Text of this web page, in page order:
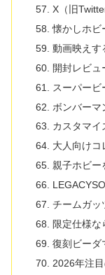
X（旧
懐かしホビ
動画映えす
開封レビュ
スーパービ
ボンバーマ
カスタマイ
大人向けコ
親子ホビー
チームガッ
限定仕様な
復刻ビーダ
2026年注